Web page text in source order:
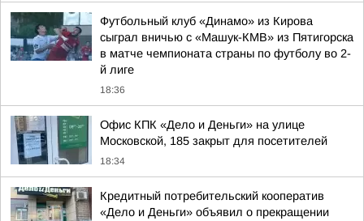
Футбольный клуб «Динамо» из Кирова
сыграл вничью с «Машук-КМВ» из Пятигорска
в матче чемпионата страны по футболу во 2-
й лиге
18:36
Офис КПК «Дело и Деньги» на улице
Московской, 185 закрыт для посетителей
18:34
Кредитный потребительский кооператив
«Дело и Деньги» объявил о прекращении